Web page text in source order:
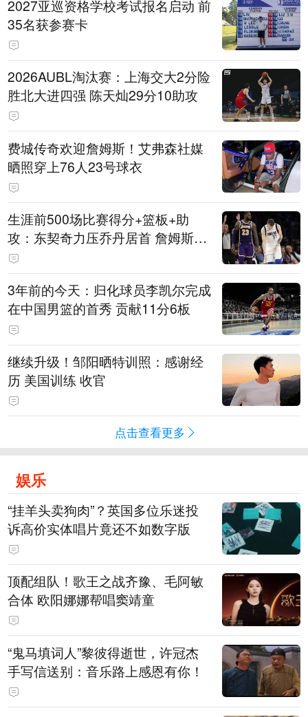
2027亚巡资格学校考试报名启动 前
35名获参赛卡
2026AUBL淘汰赛：上海交大2分险
胜北大进四强 陈天灿29分10助攻
费城传奇欢迎詹姆斯！艾弗森社媒
晒照穿上76人23号球衣
生涯前500场比赛得分+篮板+助
攻：东契奇力压乔丹居首 詹姆斯第
六
3年前的今天：归化球员李凯尔完成
在中国男篮的首秀 贡献11分6板
继续升级！邹阳晒特训照：感谢经
历 美国训练 收官
点击查看更多
娱乐
“挂羊头卖狗肉”？英国多位乐迷投
诉高价实体唱片竟还不如数字版
顶配组队！歌王之战齐豫、毛阿敏
合体 欧阳娜娜帮唱窦靖童
“鬼马填词人”黎彼得逝世，许冠杰
手写信送别：音乐路上感恩有你！